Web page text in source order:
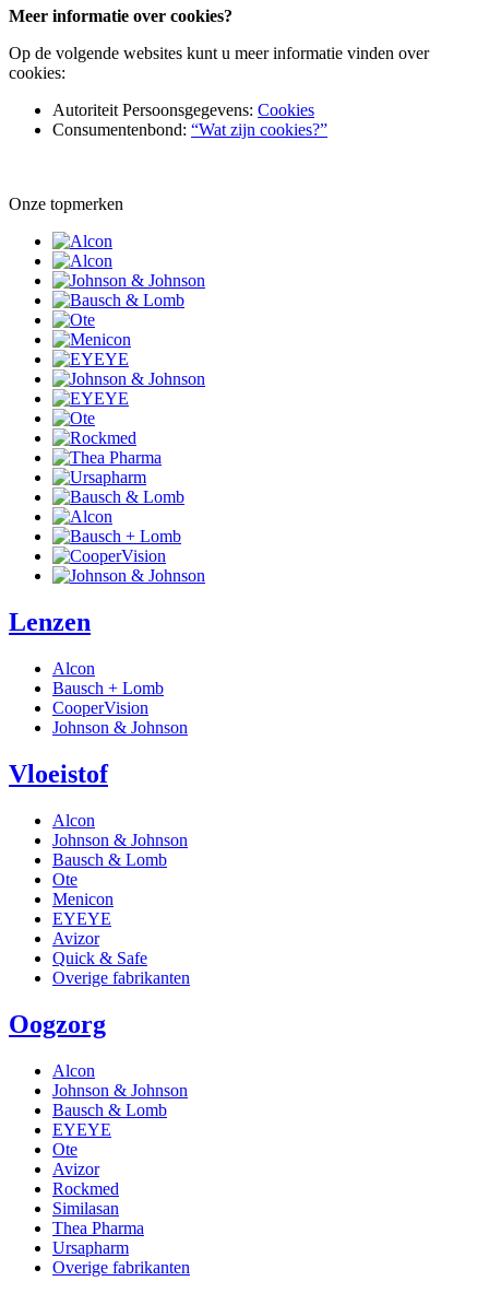
Meer informatie over cookies?
Op de volgende websites kunt u meer informatie vinden over
cookies:
Autoriteit Persoonsgegevens: Cookies
Consumentenbond: “Wat zijn cookies?”
Onze topmerken
Lenzen
Alcon
Bausch + Lomb
CooperVision
Johnson & Johnson
Vloeistof
Alcon
Johnson & Johnson
Bausch & Lomb
Ote
Menicon
EYEYE
Avizor
Quick & Safe
Overige fabrikanten
Oogzorg
Alcon
Johnson & Johnson
Bausch & Lomb
EYEYE
Ote
Avizor
Rockmed
Similasan
Thea Pharma
Ursapharm
Overige fabrikanten